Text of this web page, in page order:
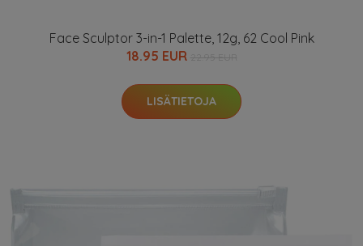
Face Sculptor 3-in-1 Palette, 12g, 62 Cool Pink
18.95 EUR
LISÄTIETOJA